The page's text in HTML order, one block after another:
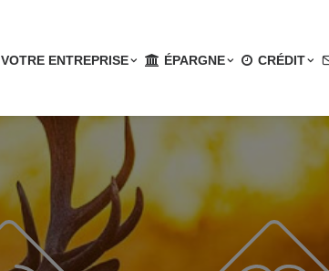
VOTRE ENTREPRISE ÉPARGNE CRÉDIT